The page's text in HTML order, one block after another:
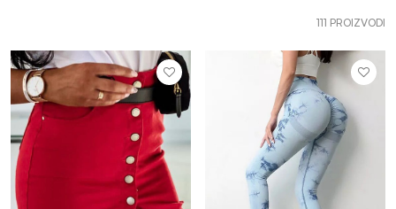
TOPI
HALJINE
KUPAĆI KOSTIMI
111 PROIZVODI